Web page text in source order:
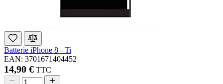
Batterie iPhone 8 - Ti
EAN: 3701671404452
14,90 € TTC